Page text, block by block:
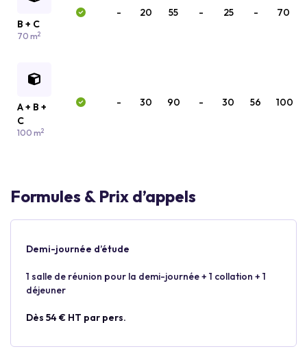
B + C
70 m2
- 20 55 - 25 - 70
A + B +
C
100 m2
- 30 90 - 30 56 100
Formules & Prix d’appels
Demi-journée d’étude
1 salle de réunion pour la demi-journée + 1 collation + 1
déjeuner
Dès 54 € HT par pers.